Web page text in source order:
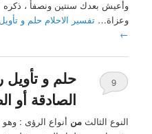
وأعيش بعدك سنتين ونصفأ ،
وعزاة…تفسير الاحلام حلم و
←
حلم و تأويل
الصادقة أو
9
النوع الثالثمن أنواع الرؤى :